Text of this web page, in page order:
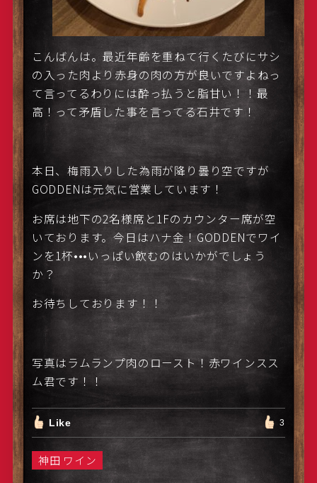
こんばんは。最近年齢を重ねて行くたびにサシ
の入った肉より赤身の肉の方が良いですよねっ
て言ってるわりには酔っ払うと脂甘い！！最
高！って矛盾した事を言ってる石井です！
本日、梅雨入りした為雨が降り曇り空ですが
GODDENは元気に営業しています！
お席は地下の2名様席と1Fのカウンター席が空
いております。今日はハナ金！GODDENでワイ
ンを1杯•••いっぱい飲むのはいかがでしょう
か？
お待ちしております！！
写真はラムランプ肉のロースト！赤ワインスス
ム君です！！
Like 3
神田 ワイン